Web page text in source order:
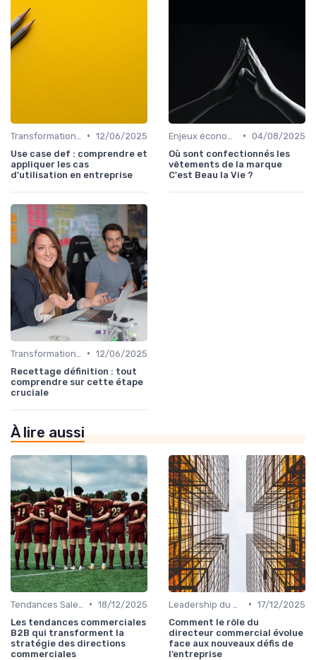
• 12/06/2025
Use case def : comprendre et
appliquer les cas
d'utilisation en entreprise
• 04/08/2025
Où sont confectionnés les
vêtements de la marque
C'est Beau la Vie ?
• 12/06/2025
Recettage définition : tout
comprendre sur cette étape
cruciale
À lire aussi
• 18/12/2025
Les tendances commerciales
B2B qui transforment la
stratégie des directions
commerciales
• 17/12/2025
Comment le rôle du
directeur commercial évolue
face aux nouveaux défis de
l’entreprise